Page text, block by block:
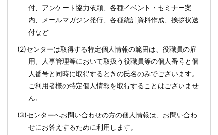
付、アンケート協力依頼、各種イベント・セミナー案
内、メールマガジン発行、各種統計資料作成、挨拶状送
付など
(2)センターは取得する特定個人情報の範囲は、役職員の雇
用、人事管理等において取扱う役職員等の個人番号と個
人番号と同時に取得するときの氏名のみでございます。
ご利用者様の特定個人情報を取得することはございませ
ん。
(3)センターへお問い合わせの方の個人情報は、お問い合わ
せにお答えするために利用します。